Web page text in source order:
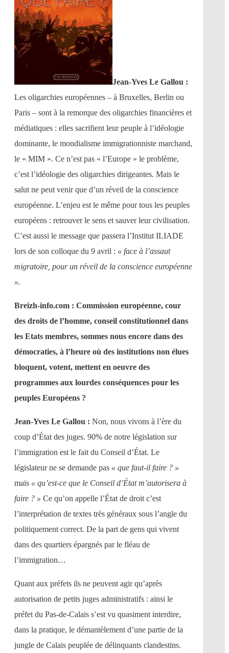
Jean-Yves Le Gallou :
Les oligarchies européennes – à Bruxelles, Berlin ou
Paris – sont à la remorque des oligarchies financières et
médiatiques : elles sacrifient leur peuple à l’idéologie
dominante, le mondialisme immigrationniste marchand,
le « MIM ». Ce n’est pas « l’Europe » le problème,
c’est l’idéologie des oligarchies dirigeantes. Mais le
salut ne peut venir que d’un réveil de la conscience
européenne. L’enjeu est le même pour tous les peuples
européens : retrouver le sens et sauver leur civilisation.
C’est aussi le message que passera l’Institut ILIADE
lors de son colloque du 9 avril : « face à l’assaut
migratoire, pour un réveil de la conscience européenne
».
Breizh-info.com : Commission européenne, cour
des droits de l’homme, conseil constitutionnel dans
les Etats membres, sommes nous encore dans des
démocraties, à l’heure où des institutions non élues
bloquent, votent, mettent en oeuvre des
programmes aux lourdes conséquences pour les
peuples Européens ?
Jean-Yves Le Gallou : Non, nous vivons à l’ère du
coup d’État des juges. 90% de notre législation sur
l’immigration est le fait du Conseil d’État. Le
législateur ne se demande pas « que faut-il faire ? »
mais « qu’est-ce que le Conseil d’État m’autorisera à
faire ? » Ce qu’on appelle l’État de droit c’est
l’interprétation de textes très généraux sous l’angle du
politiquement correct. De la part de gens qui vivent
dans des quartiers épargnés par le fléau de
l’immigration…
Quant aux préfets ils ne peuvent agir qu’après
autorisation de petits juges administratifs : ainsi le
préfet du Pas-de-Calais s’est vu quasiment interdire,
dans la pratique, le démantèlement d’une partie de la
jungle de Calais peuplée de délinquants clandestins.